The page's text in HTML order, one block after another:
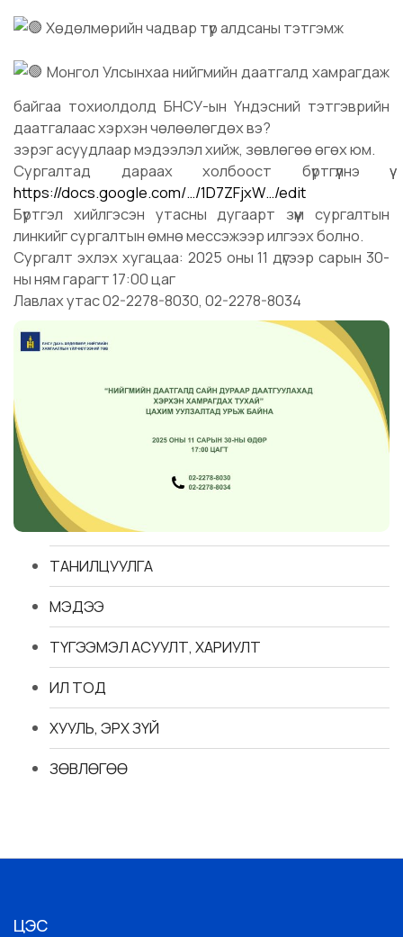
Хөдөлмөрийн чадвар түр алдсаны тэтгэмж
Монгол Улсынхаа нийгмийн даатгалд хамрагдаж
байгаа тохиолдолд БНСУ-ын Үндэсний тэтгэврийн
даатгалаас хэрхэн чөлөөлөгдөх вэ?
зэрэг асуудлаар мэдээлэл хийж, зөвлөгөө өгөх юм.
Сургалтад дараах холбоост бүртгүүлнэ үү
https://docs.google.com/…/1D7ZFjxW…/edit
Бүртгэл хийлгэсэн утасны дугаарт зүүм сургалтын
линкийг сургалтын өмнө мессэжээр илгээх болно.
Сургалт эхлэх хугацаа: 2025 оны 11 дүгээр сарын 30-
ны ням гарагт 17:00 цаг
Лавлах утас 02-2278-8030, 02-2278-8034
ТАНИЛЦУУЛГА
МЭДЭЭ
ТҮГЭЭМЭЛ АСУУЛТ, ХАРИУЛТ
ИЛ ТОД
ХУУЛЬ, ЭРХ ЗҮЙ
ЗӨВЛӨГӨӨ
ЦЭС